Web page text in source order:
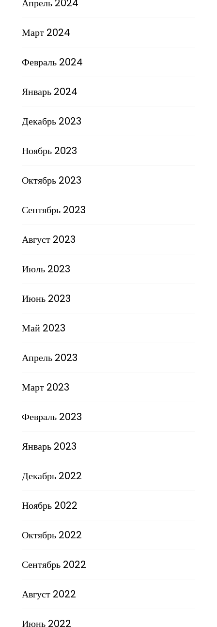
Апрель 2024
Март 2024
Февраль 2024
Январь 2024
Декабрь 2023
Ноябрь 2023
Октябрь 2023
Сентябрь 2023
Август 2023
Июль 2023
Июнь 2023
Май 2023
Апрель 2023
Март 2023
Февраль 2023
Январь 2023
Декабрь 2022
Ноябрь 2022
Октябрь 2022
Сентябрь 2022
Август 2022
Июнь 2022